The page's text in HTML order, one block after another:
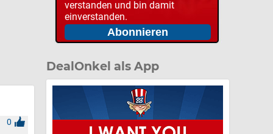
0
verstanden und bin damit
einverstanden.
DealOnkel als App